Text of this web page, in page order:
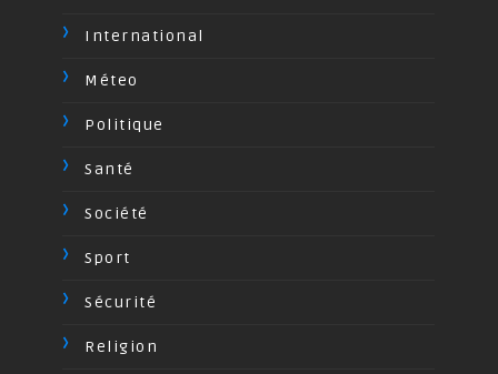
International
Méteo
Politique
Santé
Société
Sport
Sécurité
Religion